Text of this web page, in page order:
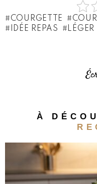
COURGETTE
IDÉE REPAS
LÉGER
À